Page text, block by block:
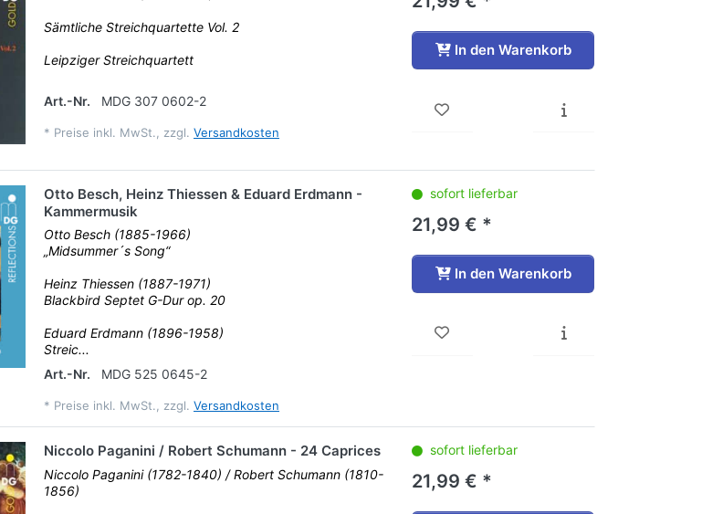
Sämtliche Streichquartette Vol. 2
Leipziger Streichquartett
Art.-Nr. MDG 307 0602-2
* Preise inkl. MwSt., zzgl. Versandkosten
In den Warenkorb
Otto Besch, Heinz Thiessen & Eduard Erdmann -
Kammermusik
Otto Besch (1885-1966)
„Midsummer´s Song“
Heinz Thiessen (1887-1971)
Blackbird Septet G-Dur op. 20
Eduard Erdmann (1896-1958)
Streic...
Art.-Nr.
MDG 525 0645-2
* Preise inkl. MwSt., zzgl. Versandkosten
sofort lieferbar
21,99 € *
In den Warenkorb
Niccolo Paganini / Robert Schumann - 24 Caprices
Niccolo Paganini (1782-1840) / Robert Schumann (1810-
1856)
sofort lieferbar
21,99 € *